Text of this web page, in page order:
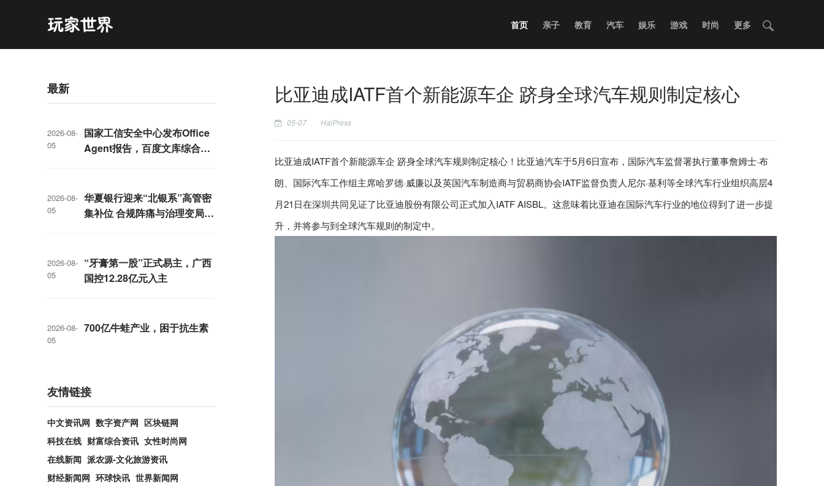
首页 亲子 教育 汽车 娱乐 游戏 时尚 更多
最新
2026-08-
05
国家工信安全中心发布Office
Agent报告，百度文库综合排
2026-08-
05
华夏银行迎来“北银系”高管密
集补位 合规阵痛与治理变局交
2026-08-
05
“牙膏第一股”正式易主，广西
国控12.28亿元入主
2026-08-
05
700亿牛蛙产业，困于抗生素
友情链接
中文资讯网 数字资产网 区块链网
科技在线 财富综合资讯 女性时尚网
在线新闻 派农源-文化旅游资讯
财经新闻网 环球快讯 世界新闻网
比亚迪成IATF首个新能源车企 跻身全球汽车规则制定核心
05-07 HaiPress
比亚迪成IATF首个新能源车企 跻身全球汽车规则制定核心！比亚迪汽车于5月6日宣布，国际汽车监督署执行董事詹姆士·布
朗、国际汽车工作组主席哈罗德·威廉以及英国汽车制造商与贸易商协会IATF监督负责人尼尔·基利等全球汽车行业组织高层4
月21日在深圳共同见证了比亚迪股份有限公司正式加入IATF AISBL。这意味着比亚迪在国际汽车行业的地位得到了进一步提
升，并将参与到全球汽车规则的制定中。